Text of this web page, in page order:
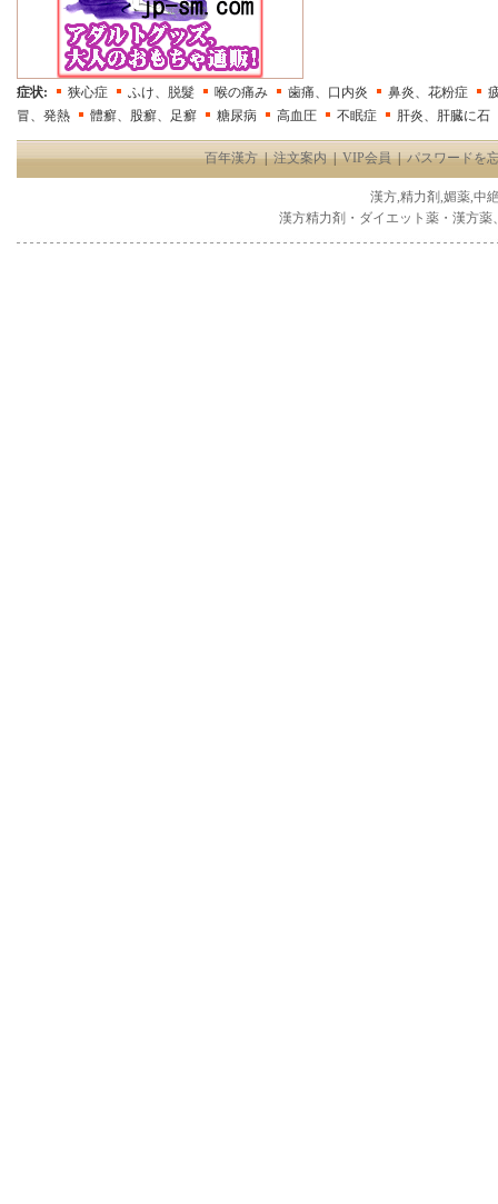
症状: 狭心症 ふけ、脱髮 喉の痛み 歯痛、口内炎 鼻炎、花粉症
冒、発熱
體癬、股癬、足癬 糖尿病 高血圧 不眠症 肝炎、肝臓に石
百年漢方|注文案内|VIP会員|パスワードを
漢方,精力剤,媚薬,中
漢方精力剤・ダイエット薬・漢方